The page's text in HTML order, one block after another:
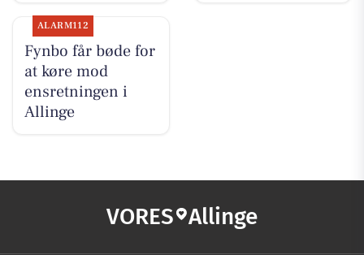
ALARM112
Fynbo får bøde for
at køre mod
ensretningen i
Allinge
VORES Allinge